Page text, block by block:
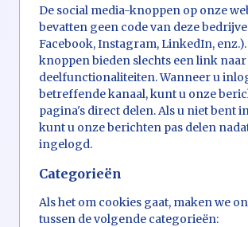
De social media-knoppen op onze
bevatten geen code van deze
Facebook, Instagram, LinkedIn,
knoppen bieden slechts een link naar
deelfunctionaliteiten. Wanneer u
betreffende kanaal, kunt u onze
pagina's direct delen. Als u niet bent
kunt u onze berichten pas delen
ingelogd.
Categorieën
Als het om cookies gaat, maken we
tussen de volgende categorieën: